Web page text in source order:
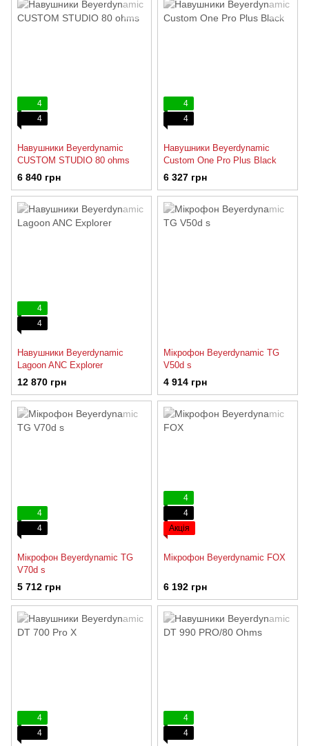
4
4
Навушники Beyerdynamic
CUSTOM STUDIO 80 ohms
6 840 грн
4
4
Навушники Beyerdynamic
Custom One Pro Plus Black
6 327 грн
4
4
Навушники Beyerdynamic
Lagoon ANC Explorer
12 870 грн
Мікрофон Beyerdynamic TG
V50d s
4 914 грн
4
4
Мікрофон Beyerdynamic TG
V70d s
5 712 грн
4
4
Акція
Мікрофон Beyerdynamic FOX
6 192 грн
4
4
4
4